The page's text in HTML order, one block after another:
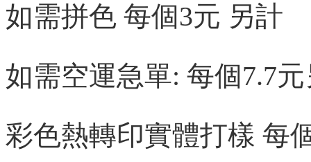
如需拼色 每個3元 另計
如需空運急單: 每個7.7
彩色熱轉印實體打樣 每